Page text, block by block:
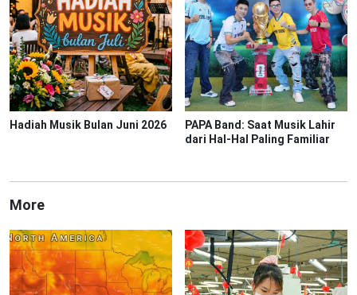
Hadiah Musik Bulan Juni 2026
PAPA Band: Saat Musik Lahir
dari Hal-Hal Paling Familiar
More